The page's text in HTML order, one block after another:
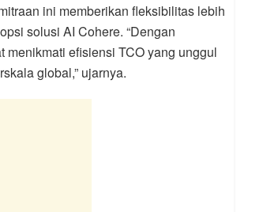
ini memberikan fleksibilitas lebih
solusi AI Cohere. “Dengan
efisiensi TCO yang unggul
global,” ujarnya.